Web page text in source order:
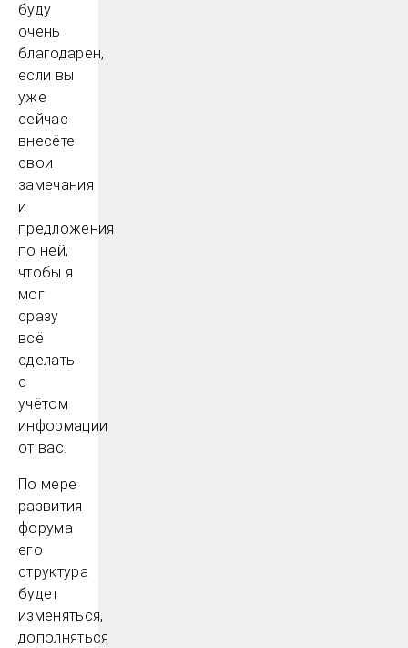
буду
очень
благодарен,
если вы
уже
сейчас
внесёте
свои
замечания
и
предложения
по ней,
чтобы я
мог
сразу
всё
сделать
с
учётом
информации
от вас.
По мере
развития
форума
его
структура
будет
изменяться,
дополняться